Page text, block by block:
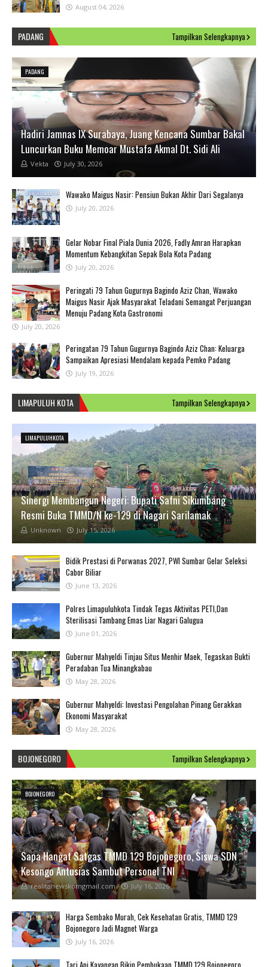
August 04, 2026
PADANG Tampilkan Selengkapnya
PADANG
Hadiri Jamnas IX Surabaya, Juang Kencana Sumbar Bakal
Luncurkan Buku Memoar Mustafa Akmal Dt. Sidi Ali
Vekta July 30, 2026
Wawako Maigus Nasir: Pensiun Bukan Akhir Dari Segalanya
July 20, 2026
Gelar Nobar Final Piala Dunia 2026, Fadly Amran Harapkan
Momentum Kebangkitan Sepak Bola Kota Padang
July 20, 2026
Peringati 79 Tahun Gugurnya Bagindo Aziz Chan, Wawako
Maigus Nasir Ajak Masyarakat Teladani Semangat Perjuangan
Menuju Padang Kota Gastronomi
July 20, 2026
Peringatan 79 Tahun Gugurnya Bagindo Aziz Chan: Keluarga
Sampaikan Apresiasi Mendalam kepada Pemko Padang
July 19, 2026
LIMAPULUH KOTA Tampilkan Selengkapnya
LIMAPULUHKOTA
Sinergi Membangun Negeri: Bupati Safni Sikumbang
Resmi Buka TMMD/N ke-129 di Nagari Sarilamak
Unknown July 15, 2026
Bidik Prestasi di Porwanas 2027, PWI Sumbar Gelar Seleksi
Cabor Biliar
June 13, 2026
Polres Limapuluhkota Tindak Tegas Aktivitas PETI,Dan
Sterilisasi Tambang Emas Liar Nagari Galugua
June 01, 2026
Gubernur Mahyeldi Tinjau Situs Menhir Maek, Tegaskan Bukti
Peradaban Tua Minangkabau
May 28, 2026
Gubernur Mahyeldi: Investasi Pengolahan Pinang Gerakkan
Ekonomi Masyarakat
May 28, 2026
BOJONEGORO Tampilkan Selengkapnya
BOJONEGORO
Sapa Hangat Satgas TMMD 129 Bojonegoro, Siswa SDN
Kesongo Antusias Sambut Personel TNI
realitanewskomgmail.com July 16, 2026
Harga Sembako Murah, Cek Kesehatan Gratis, TMMD 129
Bojonegoro Jadi Magnet Warga
July 16, 2026
Tari Api Kayangan Bikin Pembukaan TMMD 129 Bojonegoro